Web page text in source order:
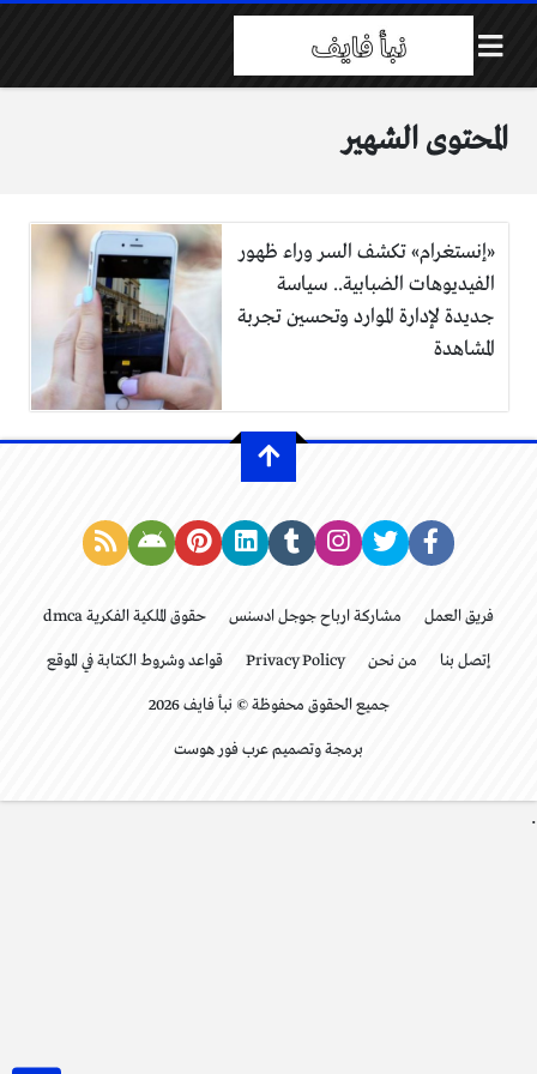
المحتوى الشهير
«إنستغرام» تكشف السر وراء ظهور
الفيديوهات الضبابية.. سياسة
جديدة لإدارة الموارد وتحسين تجربة
المشاهدة
فريق العمل مشاركة ارباح جوجل ادسنس حقوق الملكية الفكرية dmca
إتصل بنا من نحن Privacy Policy قواعد وشروط الكتابة في الموقع
جميع الحقوق محفوظة © نبأ فايف 2026
برمجة وتصميم عرب فور هوست
.